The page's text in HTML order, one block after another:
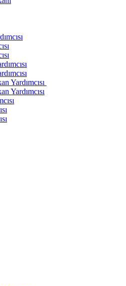
Yardımcısı
Yardımcısı